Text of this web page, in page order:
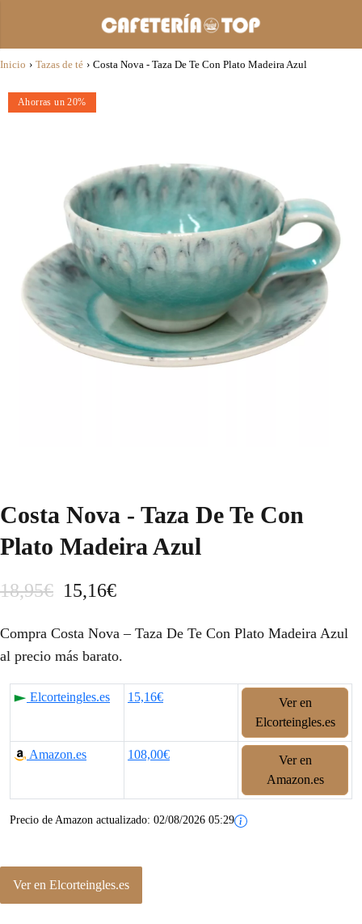
Inicio › Tazas de té › Costa Nova - Taza De Te Con Plato Madeira Azul
Ahorras un 20%
Costa Nova - Taza De Te Con
Plato Madeira Azul
18,95€ E
p
r
c
o
r
15,16€E
p
r
c
o
c
Compra Costa Nova – Taza De Te Con Plato Madeira Azul
al precio más barato.
Elcorteingles.es 15,16€
Ver en
Elcorteingles.es
Amazon.es 108,00€
Ver en
Amazon.es
Precio de Amazon actualizado: 02/08/2026 05:29
Ver en Elcorteingles.es